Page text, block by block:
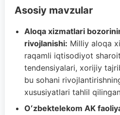
Asosiy mavzular
Aloqa xizmatlari
rivojlanishi: Milliy aloqa
raqamli iqtisodiyot
tendensiyalari, xorijiy
bu sohani
xususiyatlari tahlil
Oʻzbektelekom AK